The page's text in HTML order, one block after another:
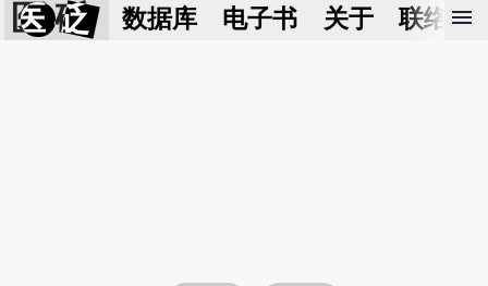
医 砭 数据库 电子书 关于 联络我
menu